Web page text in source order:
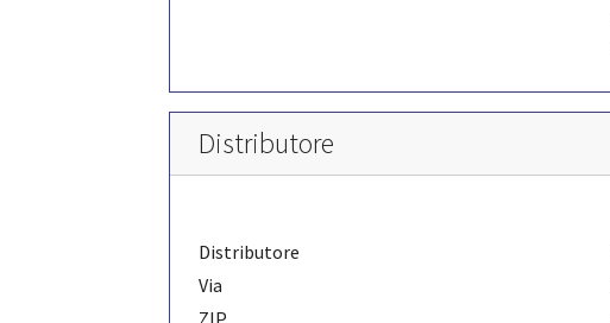
Distributore
Distributore
Via
ZIP